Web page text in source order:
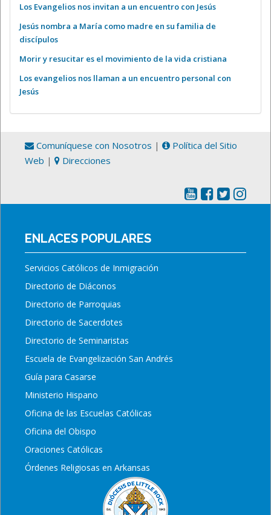
Los Evangelios nos invitan a un encuentro con Jesús
Jesús nombra a María como madre en su familia de
discípulos
Morir y resucitar es el movimiento de la vida cristiana
Los evangelios nos llaman a un encuentro personal con
Jesús
Comuníquese con Nosotros |
Política del Sitio
Web | Direcciones
ENLACES POPULARES
Servicios Católicos de Inmigración
Directorio de Diáconos
Directorio de Parroquias
Directorio de Sacerdotes
Directorio de Seminaristas
Escuela de Evangelización San Andrés
Guía para Casarse
Ministerio Hispano
Oficina de las Escuelas Católicas
Oficina del Obispo
Oraciones Católicas
Órdenes Religiosas en Arkansas